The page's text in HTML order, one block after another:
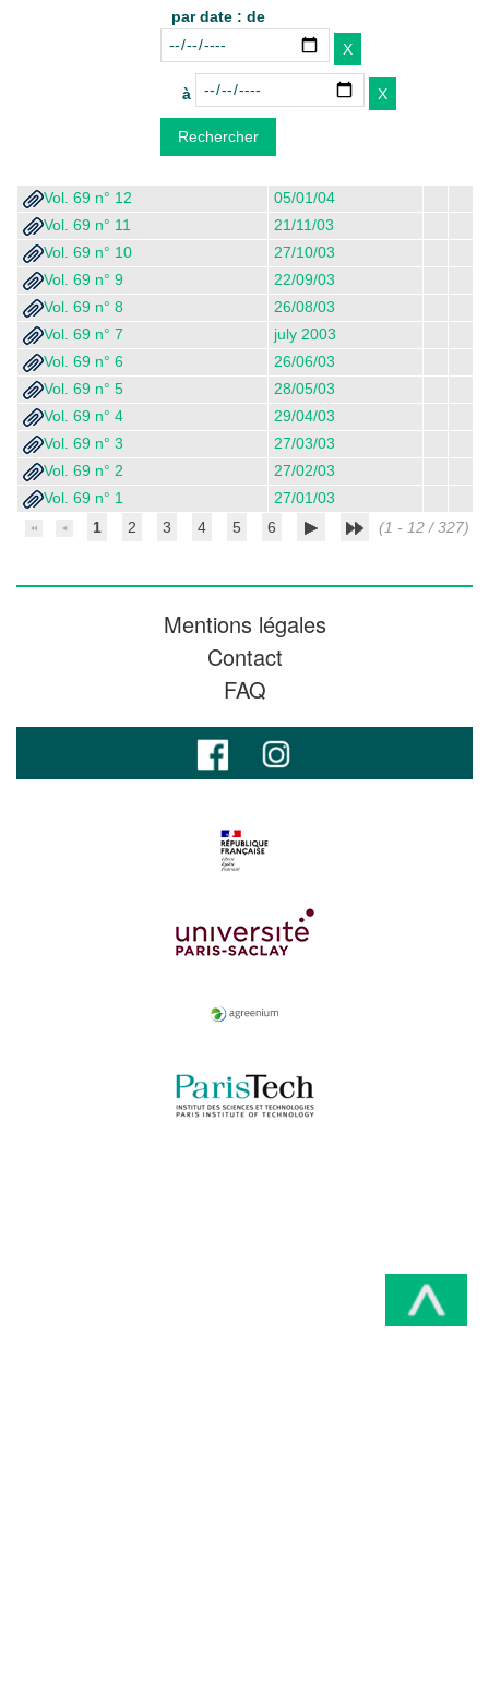
par date : de
à
Vol. 69 n° 12
05/01/04
Vol. 69 n° 11
21/11/03
Vol. 69 n° 10
27/10/03
Vol. 69 n° 9
22/09/03
Vol. 69 n° 8
26/08/03
Vol. 69 n° 7
july 2003
Vol. 69 n° 6
26/06/03
Vol. 69 n° 5
28/05/03
Vol. 69 n° 4
29/04/03
Vol. 69 n° 3
27/03/03
Vol. 69 n° 2
27/02/03
Vol. 69 n° 1
27/01/03
1
2 3 4 5 6 (1 - 12 / 327)
Mentions légales
Contact
FAQ